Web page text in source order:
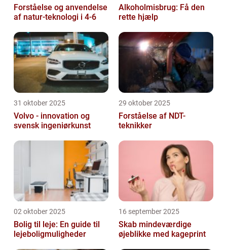
Forståelse og anvendelse
af natur-teknologi i 4-6
Alkoholmisbrug: Få den
rette hjælp
31 oktober 2025
Volvo - innovation og
svensk ingeniørkunst
29 oktober 2025
Forståelse af NDT-
teknikker
02 oktober 2025
Bolig til leje: En guide til
lejeboligmuligheder
16 september 2025
Skab mindeværdige
øjeblikke med kageprint